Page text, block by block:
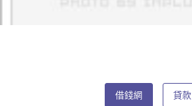
借錢網 貸款